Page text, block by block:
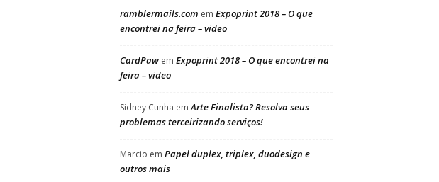
ramblermails.com em Expoprint 2018 – O que
encontrei na feira – video
CardPawem Expoprint 2018 – O que encontrei na
feira – video
Sidney Cunha emArte Finalista? Resolva seus
problemas terceirizando serviços!
Marcio em Papel duplex, triplex, duodesign e
outros mais